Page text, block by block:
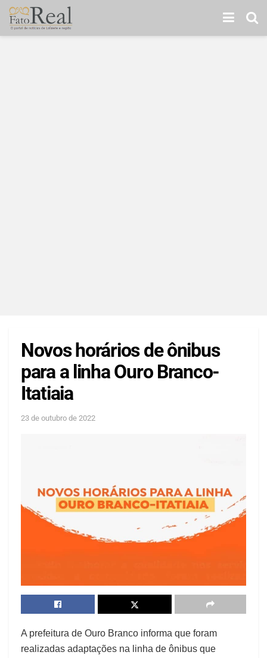
Novos horários de ônibus
para a linha Ouro Branco-
Itatiaia
23 de outubro de 2022
A prefeitura de Ouro Branco informa que foram
realizadas adaptações na linha de ônibus que